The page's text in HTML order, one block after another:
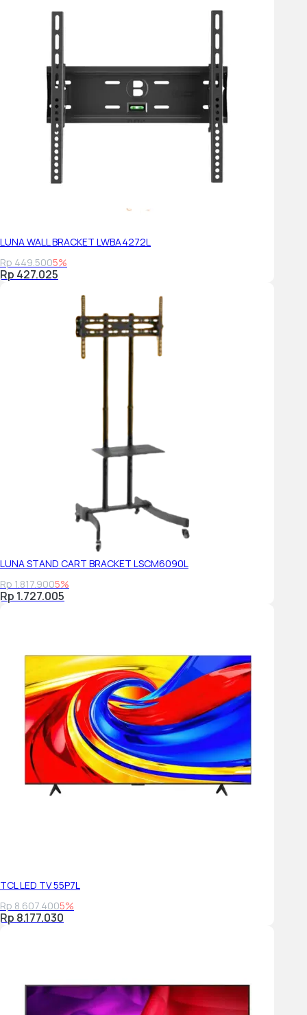
LUNA WALL BRACKET LWBA4272L
Rp 449.5005%
Rp 427.025
LUNA STAND CART BRACKET LSCM6090L
Rp 1.817.9005%
Rp 1.727.005
TCL LED TV 55P7L
Rp 8.607.4005%
Rp 8.177.030